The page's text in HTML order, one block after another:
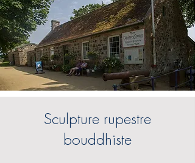
Sculpture rupestre
bouddhiste